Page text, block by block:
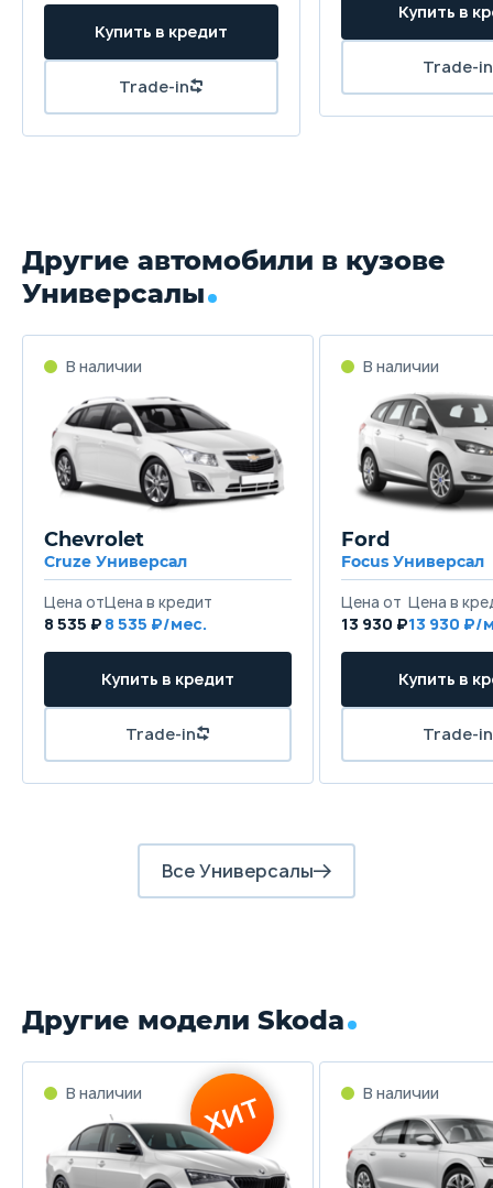
Клиренс
171 мм
Масса
Трансмиссия
Автоматическая с двумя сцеплениями
Привод
Передняя подвеска
Независимая - McPherson
Независимая - многорычажная
Передние тормоза
Дисковые вентилируемые
Задние тормоза
Другие автомобили в кузове
Универсалы
В наличии
Chevrolet
Cruze Универсал
Цена от
8 535 ₽
Цена в кредит
8 535 ₽/мес.
Купить в кредит
Trade-in
В наличии
Ford
Focus Универсал
Цена от
13 930 ₽
Цена в
13 930 ₽/
Купить в
Trade-in
Все Универсалы
Другие модели Skoda
В наличии ХИТ В наличии